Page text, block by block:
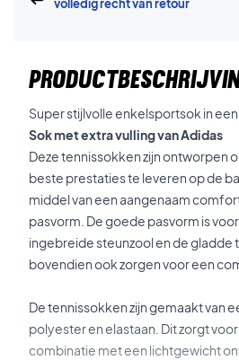
volledig recht van retour
Super stijlvolle enkelsportsok in
Sok met extra vulling van Adidas
Deze tennissokken zijn ontworpen
beste prestaties te leveren op de
middel van een aangenaam
pasvorm. De goede pasvorm is
ingebreide steunzool en de gladde
bovendien ook zorgen voor een
De tennissokken zijn gemaakt van
polyester en elastaan. Dit zorgt
combinatie met een lichtgewicht